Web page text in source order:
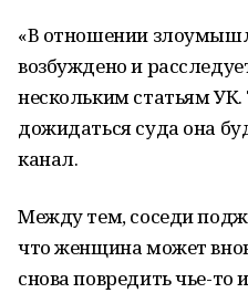
«В отношении
возбуждено и
нескольким статьям
дожидаться суда она
канал.
Между тем, соседи
что женщина может
снова повредить чье-